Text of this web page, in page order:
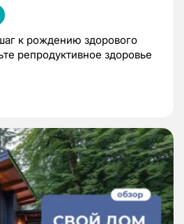
к рождению здорового
репродуктивное здоровье